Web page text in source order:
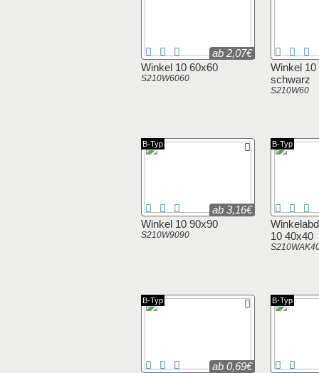
Winkel 10 60x60
S210W6060
ab 2,07€
Winkel 10
schwarz
S210W60
Winkel 10 90x90
S210W9090
ab 3,16€
B-Typ
10 40x40
B-Typ
ab 0,69€
B-Typ B-Typ